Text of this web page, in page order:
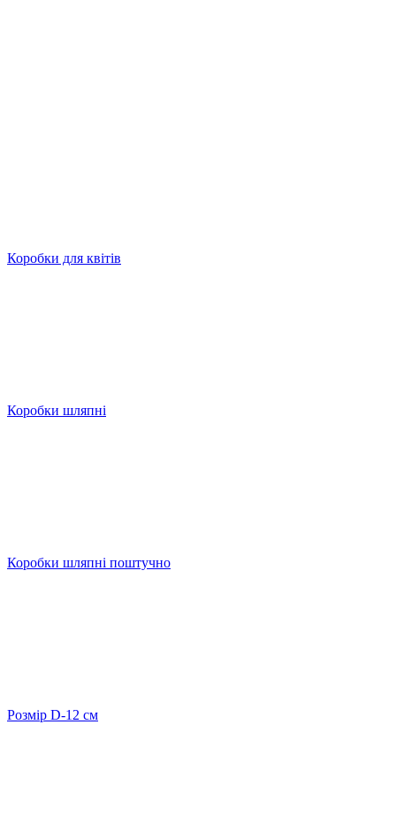
Коробки для квітів
Коробки шляпні
Коробки шляпні поштучно
Розмір D-12 cм